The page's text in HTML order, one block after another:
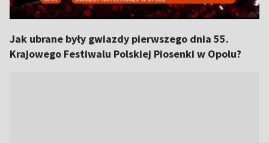
Jak ubrane były gwiazdy pierwszego dnia 55.
Krajowego Festiwalu Polskiej Piosenki w Opolu?